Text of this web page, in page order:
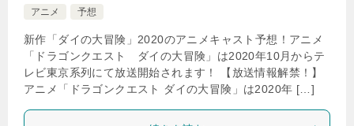
アニメ
予想
新作「ダイの大冒険」2020のアニメキャスト予想！アニメ
「ドラゴンクエスト ダイの大冒険」は2020年10月からテ
レビ東京系列にて放送開始されます！ 【放送情報解禁！】
アニメ「ドラゴンクエスト ダイの大冒険」は2020年 […]